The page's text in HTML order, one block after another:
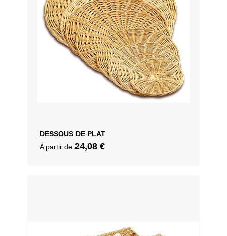
DESSOUS DE PLAT
A partir de 24,08 €